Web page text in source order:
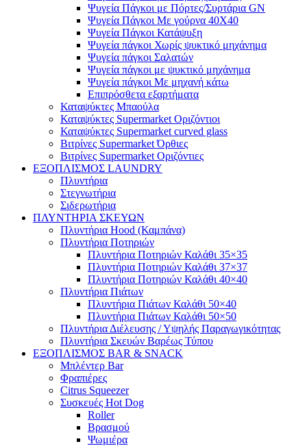
Ψυγεία Πάγκοι με Πόρτες/Συρτάρια GN
Ψυγεία Πάγκοι Με γούρνα 40Χ40
Ψυγεία Πάγκοι Κατάψυξη
Ψυγεία πάγκοι Χωρίς ψυκτικό μηχάνημα
Ψυγεία πάγκοι Σαλατών
Ψυγεία πάγκοι με ψυκτικό μηχάνημα
Ψυγεία πάγκοι Με μηχανή κάτω
Επιπρόσθετα εξαρτήματα
Καταψύκτες Μπαούλα
Καταψύκτες Supermarket Οριζόντιοι
Καταψύκτες Supermarket curved glass
Βιτρίνες Supermarket Όρθιες
Βιτρίνες Supermarket Οριζόντιες
ΕΞΟΠΛΙΣΜΟΣ LAUNDRY
Πλυντήρια
Στεγνωτήρια
Σιδερωτήρια
ΠΛΥΝΤΗΡΙΑ ΣΚΕΥΩΝ
Πλυντήρια Hood (Καμπάνα)
Πλυντήρια Ποτηριών
Πλυντήρια Ποτηριών Καλάθι 35×35
Πλυντήρια Ποτηριών Καλάθι 37×37
Πλυντήρια Ποτηριών Καλάθι 40×40
Πλυντήρια Πιάτων
Πλυντήρια Πιάτων Καλάθι 50×40
Πλυντήρια Πιάτων Καλάθι 50×50
Πλυντήρια Διέλευσης / Υψηλής Παραγωγικότητας
Πλυντήρια Σκευών Βαρέως Τύπου
ΕΞΟΠΛΙΣΜΟΣ BAR & SNACK
Μπλέντερ Bar
Φραπιέρες
Citrus Squeezer
Συσκευές Hot Dog
Roller
Βρασμού
Ψωμιέρα